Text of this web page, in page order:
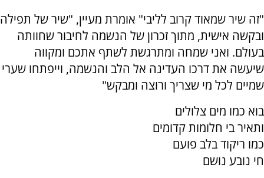
"זה שיר שמאוד קרוב לליבי" אומרת מעיין, "שיר של תפילה
ובקשה אישית, מתוך זכרון של הנשמה לחיבור שחוותה
בעולם. ואני שמחה ומתרגשת לשתף אתכם ומקווה
שיעשה את דרכו העדינה אל הלב והנשמה, וייפתחו שערי
שמיים לכל מי שצריך ורוצה ומבקש"
בוא כמו מים צלולים
ותאיר בי חלומות קדומים
כמו ריקוד בלב פועם
חי נובע נושם